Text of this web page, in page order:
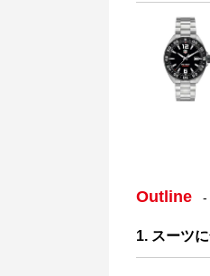
Outline -
1. スーツ